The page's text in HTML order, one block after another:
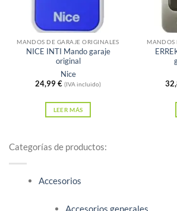
Sin existencias
MANDOS DE GARAJE ORIGINALES
NICE INTI Mando garaje
original
Nice
24,99€ (IVA incluido)
LEER MÁS
Sin
MANDOS
Categorías de productos:
Accesorios
Accesorios generales